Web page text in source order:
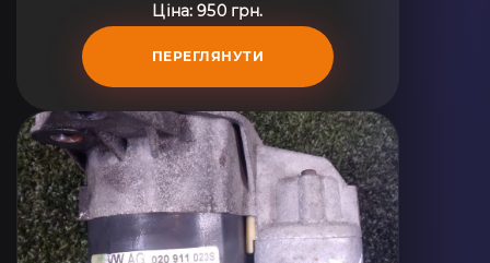
Ціна: 950 грн.
ПЕРЕГЛЯНУТИ